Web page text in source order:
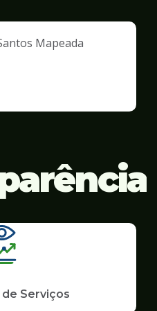
Serviços